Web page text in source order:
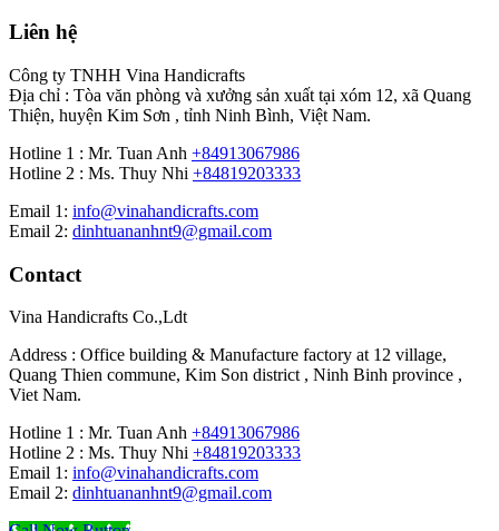
Liên hệ
Công ty TNHH Vina Handicrafts
Địa chỉ : Tòa văn phòng và xưởng sản xuất tại xóm 12, xã Quang
Thiện, huyện Kim Sơn , tỉnh Ninh Bình, Việt Nam.
Hotline 1 : Mr. Tuan Anh +84913067986
Hotline 2 : Ms. Thuy Nhi +84819203333
Email 1: info@vinahandicrafts.com
Email 2: dinhtuananhnt9@gmail.com
Contact
Vina Handicrafts Co.,Ldt
Address : Office building & Manufacture factory at 12 village,
Quang Thien commune, Kim Son district , Ninh Binh province ,
Viet Nam.
Hotline 1 : Mr. Tuan Anh +84913067986
Hotline 2 : Ms. Thuy Nhi +84819203333
Email 1: info@vinahandicrafts.com
Email 2: dinhtuananhnt9@gmail.com